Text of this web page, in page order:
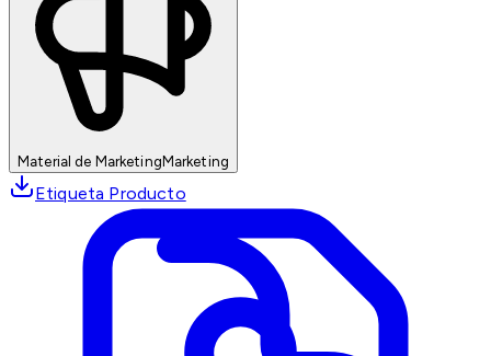
Material de MarketingMarketing
Etiqueta Producto